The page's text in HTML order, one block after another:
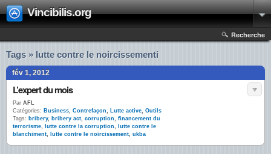
Vincibilis.org
Recherche
Tags » lutte contre le noircissementi
fév 1, 2012
L’expert du mois
Par AFL
Catégories: Business, Contrefaçon, Lutte active, Outils
Tags: bribery, bribery act, corruption, financement du
terrorisme, lutte contre la corruption,
lutte contre le
blanchiment, lutte contre le noircissement, ukba